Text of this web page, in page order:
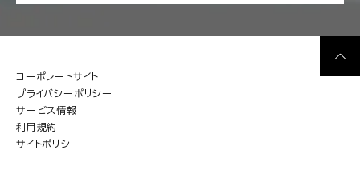
コーポレートサイト
プライバシーポリシー
サービス情報
利用規約
サイトポリシー